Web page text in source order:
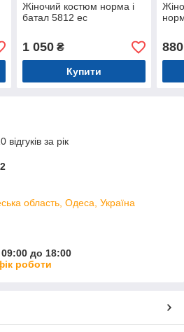
Жіночий костюм норма і
батал 5812 ес
1 050₴
Купити
880
за рік
область, Одеса, Україна
до 18:00
роботи